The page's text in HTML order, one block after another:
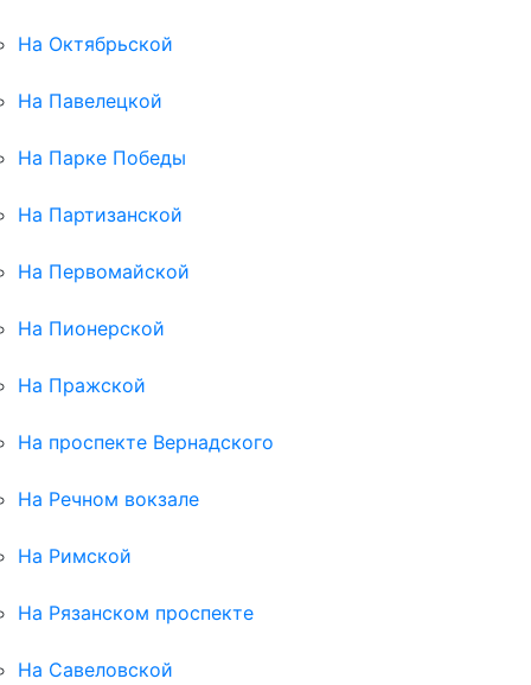
На Октябрьской
На Павелецкой
На Парке Победы
На Партизанской
На Первомайской
На Пионерской
На Пражской
На проспекте Вернадского
На Речном вокзале
На Римской
На Рязанском проспекте
На Савеловской